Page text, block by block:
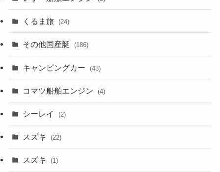
くるま旅 (24)
その他国産艇 (186)
キャンピングカー (43)
コマツ船舶エンジン (4)
シーレイ (2)
スズキ (22)
スズキ (1)